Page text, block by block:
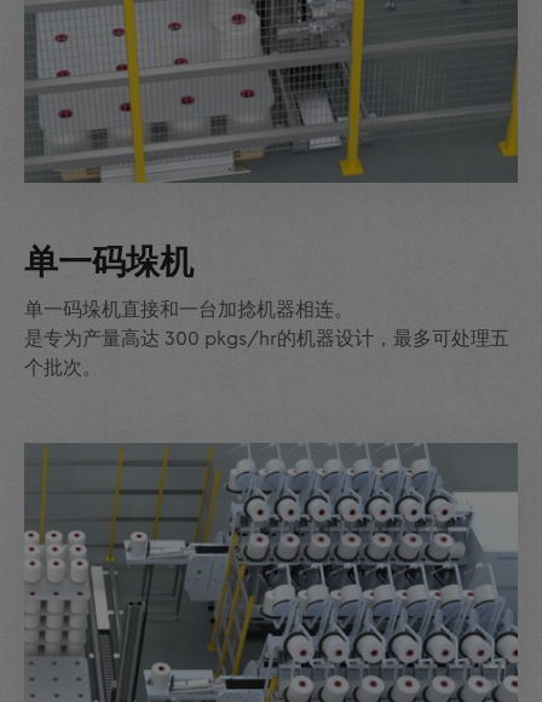
单一码垛机
单一码垛机直接和一台加捻机器相连。
是专为产量高达 300 pkgs/hr的机器设计，最多可处理五
个批次。